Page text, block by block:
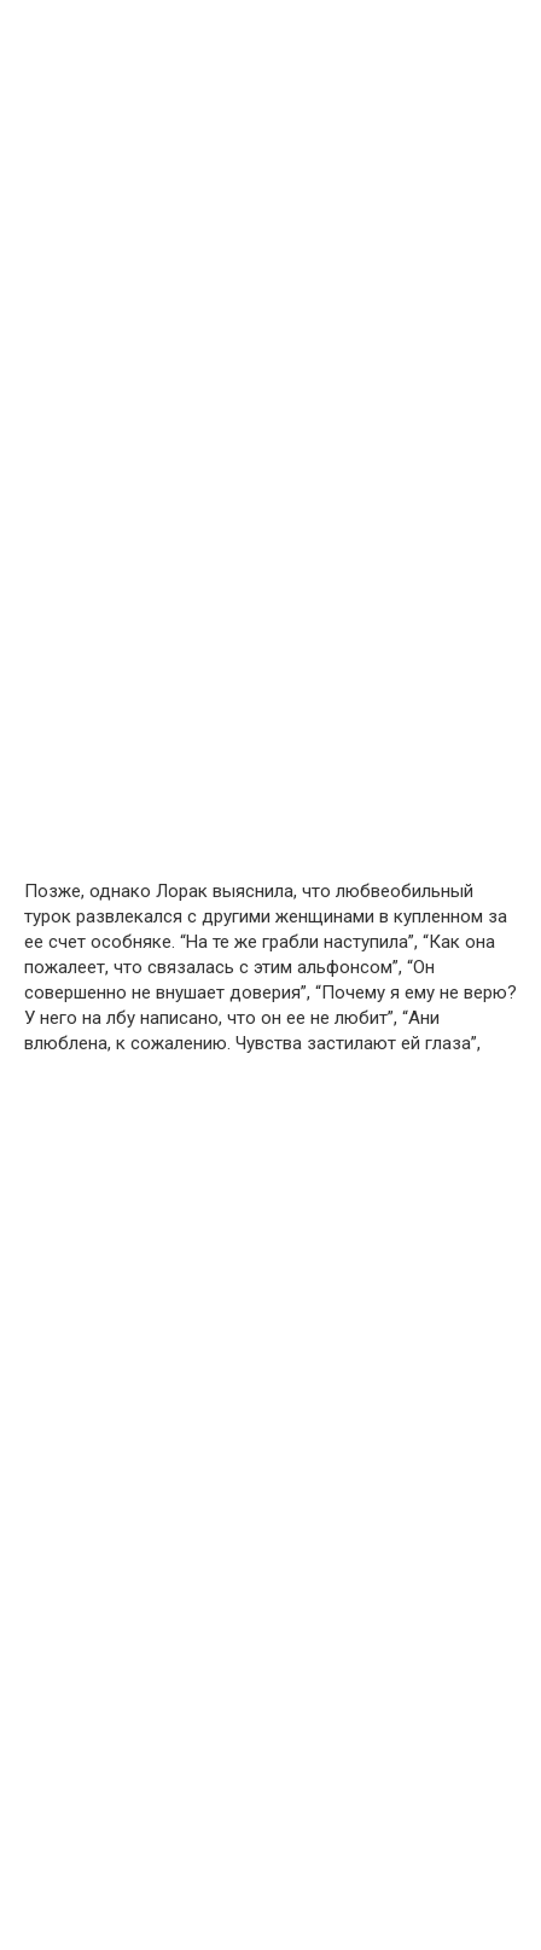
Позже, однако Лорак выяснила, что любвеобильный
турок развлекался с другими женщинами в купленном за
ее счет особняке. “На те же грабли наступила”, “Как она
пожалеет, что связалась с этим альфонсом”, “Он
совершенно не внушает доверия”, “Почему я ему не верю?
У него на лбу написано, что он ее не любит”, “Ани
влюблена, к сожалению. Чувства застилают ей глаза”,